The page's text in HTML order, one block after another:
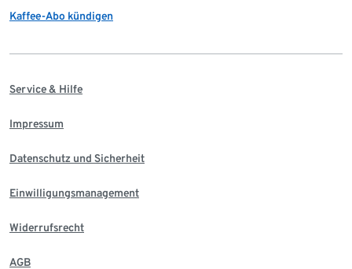
Kaffee-Abo kündigen
Service & Hilfe
Impressum
Datenschutz und Sicherheit
Einwilligungsmanagement
Widerrufsrecht
AGB